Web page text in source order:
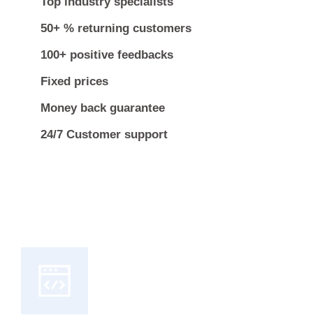
50+ % returning customers
100+ positive feedbacks
Fixed prices
Money back guarantee
24/7 Customer support